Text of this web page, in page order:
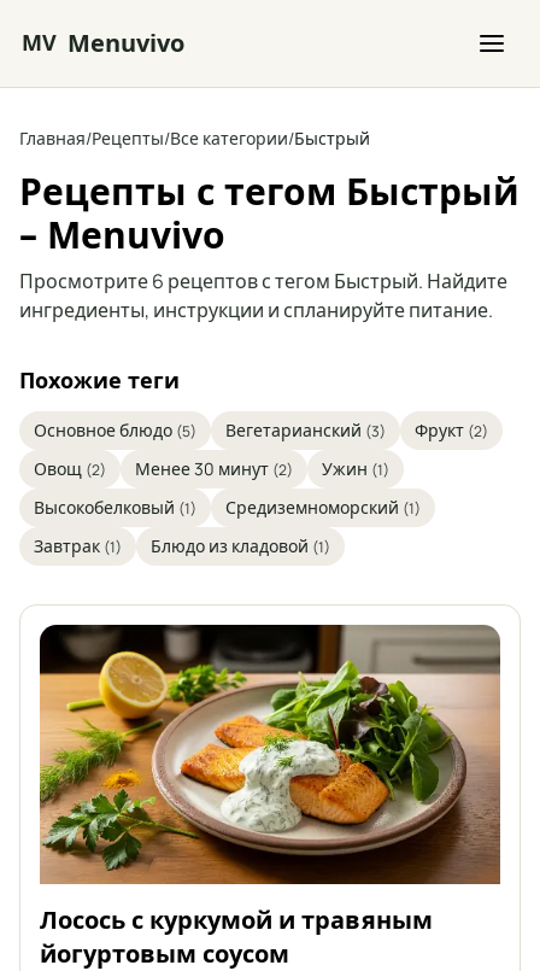
MV Menuvivo
Главная/Рецепты/Все категории/Быстрый
Рецепты с тегом Быстрый
– Menuvivo
Просмотрите 6 рецептов с тегом Быстрый. Найдите
ингредиенты, инструкции и спланируйте питание.
Похожие теги
Основное блюдо (5) Вегетарианский (3) Фрукт (2)
Овощ (2) Менее 30 минут (2) Ужин (1)
Высокобелковый (1) Средиземноморский (1)
Завтрак (1) Блюдо из кладовой (1)
Лосось с куркумой и травяным
йогуртовым соусом